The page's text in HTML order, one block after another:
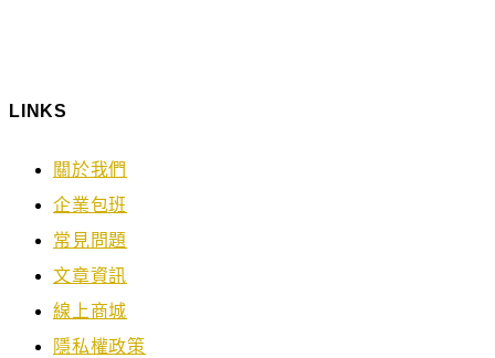
LINKS
關於我們
企業包班
常見問題
文章資訊
線上商城
隱私權政策